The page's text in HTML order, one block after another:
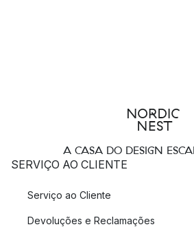
A CASA DO DESIGN
SERVIÇO AO CLIENTE
Serviço ao Cliente
Devoluções e Reclamações